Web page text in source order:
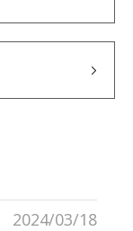
2024/03/18